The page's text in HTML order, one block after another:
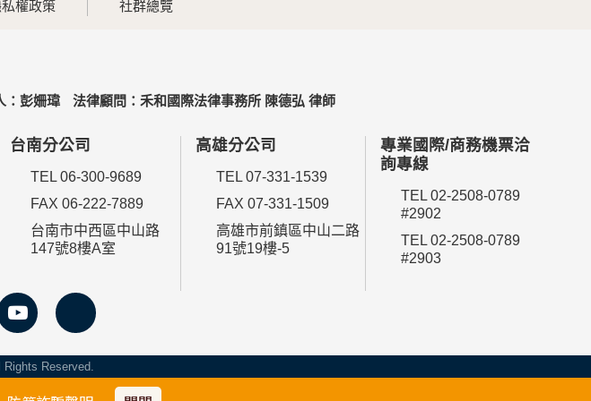
私權政策 社群總覽
：彭姍瑋 法律顧問：禾和國際法律事務所 陳德弘 律師
台南分公司
TEL 06-300-9689
FAX 06-222-7889
台南市中西區中山路
147號8樓A室
高雄分公司
TEL 07-331-1539
FAX 07-331-1509
高雄市前鎮區中山二路
91號19樓-5
專業國際/商務機票洽
詢專線
TEL 02-2508-0789
#2902
TEL 02-2508-0789
#2903
Reserved.